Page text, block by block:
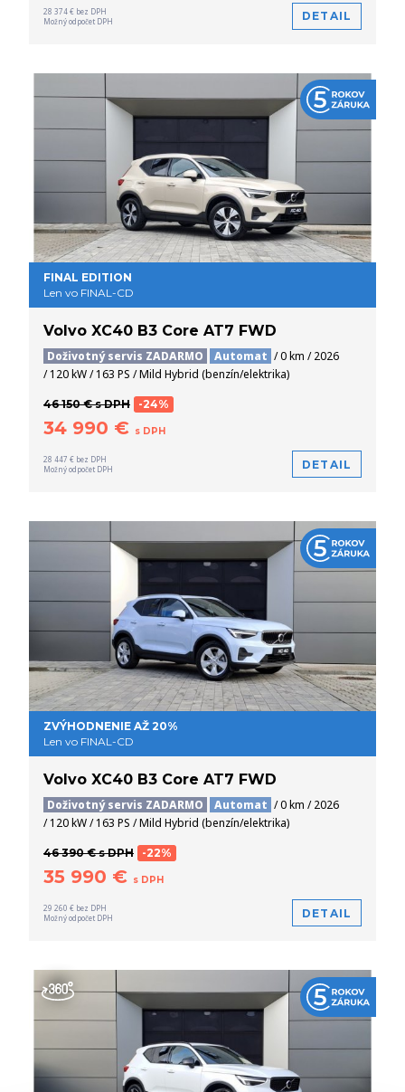
28 374 € bez DPH
Možný odpočet DPH
DETAIL
FINAL EDITION
Len vo FINAL-CD
Volvo XC40 B3 Core AT7 FWD
Doživotný servis ZADARMO Automat / 0 km / 2026
/ 120 kW / 163 PS / Mild Hybrid (benzín/elektrika)
46 150 € s DPH -24%
34 990 € s DPH
28 447 € bez DPH
Možný odpočet DPH
DETAIL
ZVÝHODNENIE AŽ 20%
Len vo FINAL-CD
Volvo XC40 B3 Core AT7 FWD
Doživotný servis ZADARMO Automat / 0 km / 2026
/ 120 kW / 163 PS / Mild Hybrid (benzín/elektrika)
46 390 € s DPH -22%
35 990 € s DPH
29 260 € bez DPH
Možný odpočet DPH
DETAIL